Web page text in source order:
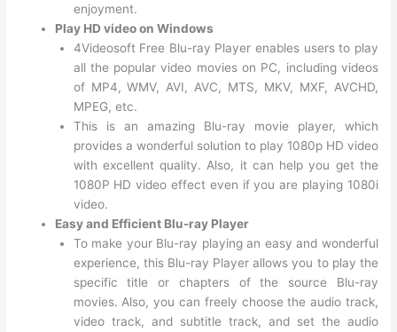
enjoyment.
Play HD video on Windows
4Videosoft Free Blu-ray Player enables users to play
all the popular video movies on PC, including videos
of MP4, WMV, AVI, AVC, MTS, MKV, MXF, AVCHD,
MPEG, etc.
This is an amazing Blu-ray movie player, which
provides a wonderful solution to play 1080p HD video
with excellent quality. Also, it can help you get the
1080P HD video effect even if you are playing 1080i
video.
Easy and Efficient Blu-ray Player
To make your Blu-ray playing an easy and wonderful
experience, this Blu-ray Player allows you to play the
specific title or chapters of the source Blu-ray
movies. Also, you can freely choose the audio track,
video track, and subtitle track, and set the audio